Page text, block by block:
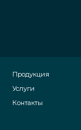
Продукция
Услуги
Контакты